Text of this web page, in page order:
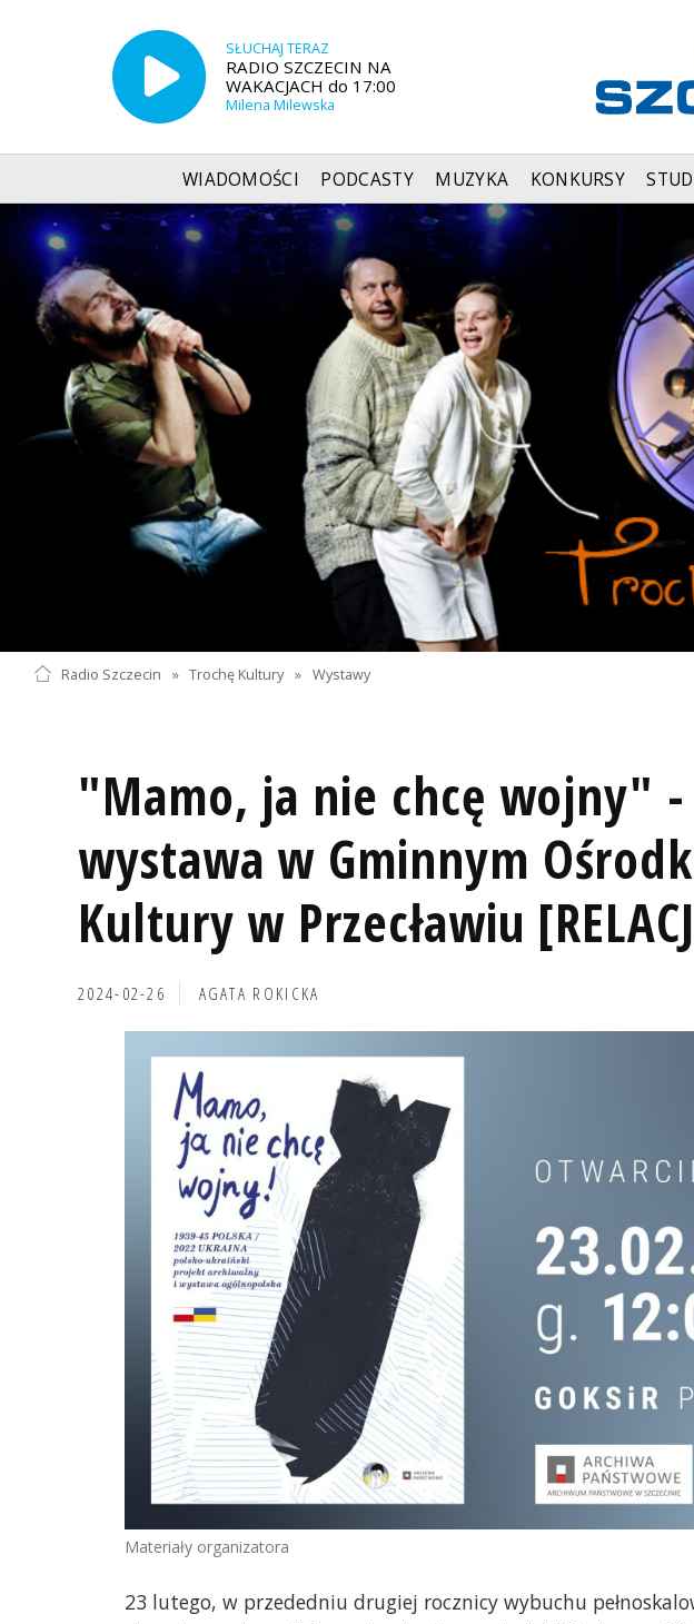
SŁUCHAJ TERAZ
RADIO SZCZECIN NA
WAKACJACH do 17:00
Milena Milewska
WIADOMOŚCI PODCASTY MUZYKA KONKURSY
Radio Szczecin » Trochę Kultury » Wystawy
"Mamo, ja nie chcę wojny" -
wystawa w Gminnym
Kultury w Przecławiu
2024-02-26 AGATA ROKICKA
Materiały organizatora
23 lutego, w przededniu drugiej rocznicy wybuchu